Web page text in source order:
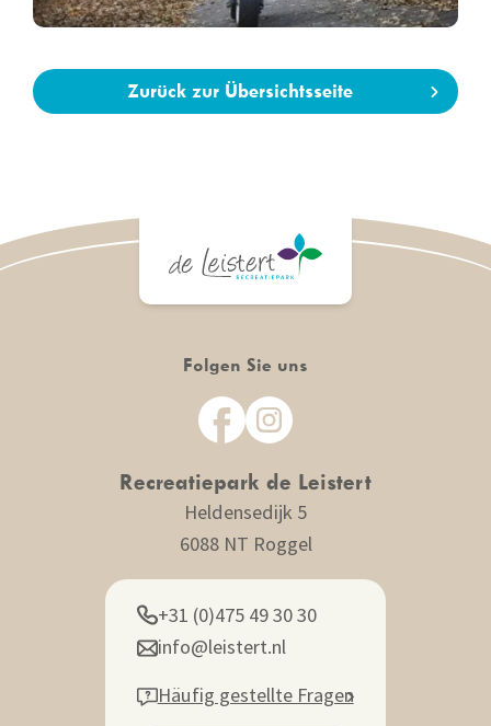
Zurück zur Übersichtsseite
Folgen Sie uns
Recreatiepark de Leistert
Heldensedijk 5
6088 NT Roggel
+31 (0)475 49 30 30
info@leistert.nl
Häufig gestellte Fragen